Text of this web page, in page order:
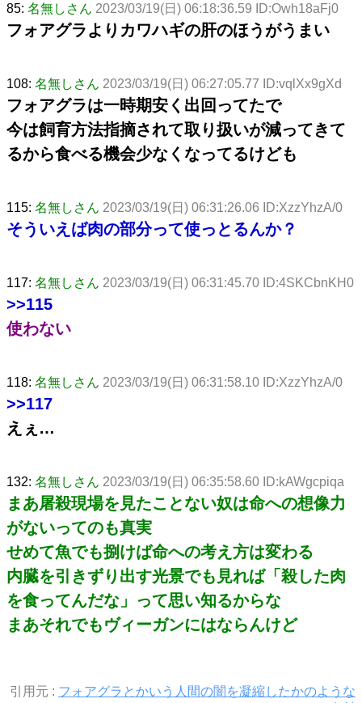
85: 名無しさん 2023/03/19(日) 06:18:36.59 ID:Owh18aFj0
フォアグラよりカワハギの肝のほうがうまい
108: 名無しさん 2023/03/19(日) 06:27:05.77 ID:vqlXx9gXd
フォアグラは一時期安く出回ってたで
今は飼育方法指摘されて取り扱いが減ってきて
るから食べる機会少なくなってるけども
115: 名無しさん 2023/03/19(日) 06:31:26.06 ID:XzzYhzA/0
そういえば肉の部分って使っとるんか？
117: 名無しさん 2023/03/19(日) 06:31:45.70 ID:4SKCbnKH0
>>115
使わない
118: 名無しさん 2023/03/19(日) 06:31:58.10 ID:XzzYhzA/0
>>117
えぇ…
132: 名無しさん 2023/03/19(日) 06:35:58.60 ID:kAWgcpiqa
まあ屠殺現場を見たことない奴は命への想像力
がないってのも真実
せめて魚でも捌けば命への考え方は変わる
内臓を引きずり出す光景でも見れば「殺した肉
を食ってんだな」って思い知るからな
まあそれでもヴィーガンにはならんけど
引用元 : フォアグラとかいう人間の闇を凝縮したかのような